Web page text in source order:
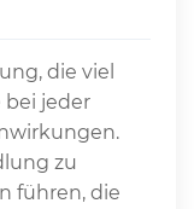
die viel
bei jeder
zu
führen, die